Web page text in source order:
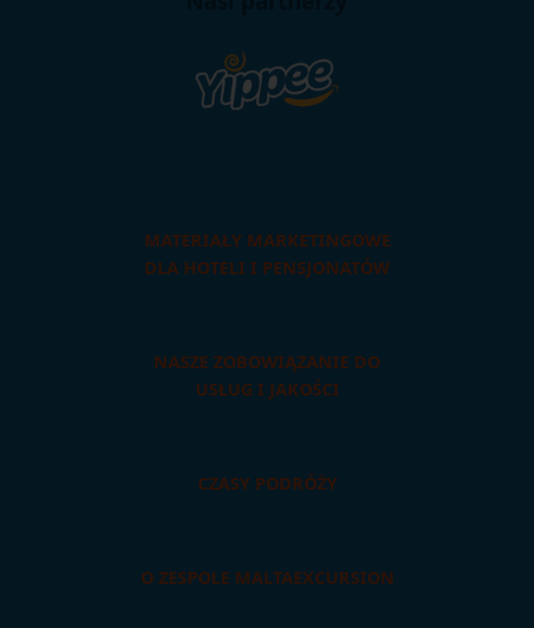
MATERIAŁY MARKETINGOWE
DLA HOTELI I PENSJONATÓW
NASZE ZOBOWIĄZANIE DO
USŁUG I JAKOŚCI
CZASY PODRÓŻY
O ZESPOLE MALTAEXCURSION